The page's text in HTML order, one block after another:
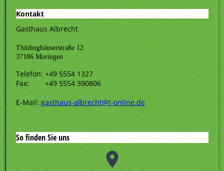
Kontakt
Gasthaus Albrecht
Thüdinghäuserstraße 12
37186 Moringen
Telefon: +49 5554 1327
Fax: +49 5554 390806
E-Mail:gasthaus-albrecht@t-online.de
So finden Sie uns